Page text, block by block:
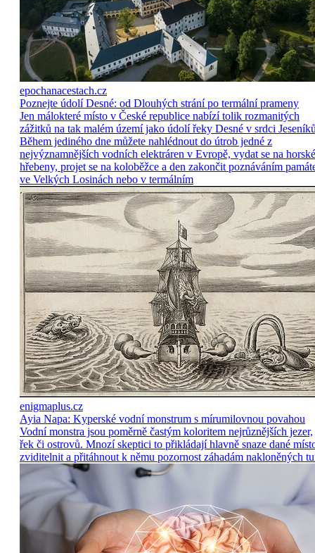
epochanacestach.cz
Poznejte údolí Desné: od Dlouhých strání po termální prameny
Jen málokteré místo v České republice nabízí tolik rozmanitých
zážitků na tak malém území jako údolí řeky Desné v srdci
Během jediného dne můžete nahlédnout do útrob jedné z
nejvýznamnějších vodních elektráren v Evropě, vydat se na horské
hřebeny, projet se na koloběžce a den zakončit poznáváním
ve Velkých Losinách nebo v termálním
enigmaplus.cz
Ayia Napa: Kyperské vodní monstrum s mírumilovnou povahou
Vodní monstra jsou poměrně častým koloritem nejrůznějších jezer,
řek či ostrovů. Mnozí skeptici to přikládají hlavně snaze dané
zviditelnit a přitáhnout k němu pozornost záhadám nakloněných